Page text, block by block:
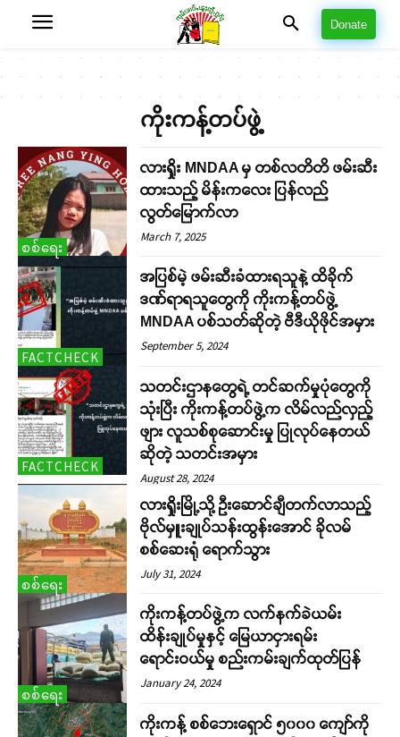
Donate
ကိုးကန့်တပ်ဖွဲ့
စစ်ရေး
လားရှိုး MNDAA မှ တစ်လတိတိ ဖမ်းဆီး
ထားသည့် မိန်းကလေး ပြန်လည်
လွတ်မြောက်လာ
March 7, 2025
FACTCHECK
အပြစ်မဲ့ ဖမ်းဆီးခံထားရသူနဲ့ ထိခိုက်
ဒဏ်ရာရသူတွေကို ကိုးကန့်တပ်ဖွဲ့
MNDAA ပစ်သတ်ဆိုတဲ့ ဗီဒီယိုဖိုင်အမှား
September 5, 2024
FACTCHECK
သတင်းဌာနတွေရဲ့ တင်ဆက်မှုပုံတွေကို
သုံးပြီး ကိုးကန့်တပ်ဖွဲ့က လိမ်လည်လှည့်
ဖျား လူသစ်စုဆောင်းမှု ပြုလုပ်နေတယ်
ဆိုတဲ့ သတင်းအမှား
August 28, 2024
စစ်ရေး
လားရှိုးမြို့သို့ ဦးဆောင်ချီတက်လာသည့်
ဗိုလ်မှူးချုပ်သန်းထွန်းအောင် ခိုလမ်
စစ်ဆေးရုံ ရောက်သွား
July 31, 2024
စစ်ရေး
ကိုးကန့်တပ်ဖွဲ့က လက်နက်ခဲယမ်း
ထိန်းချုပ်မှုနှင့် မြေယာငှားရမ်း
ရောင်းဝယ်မှု စည်းကမ်းချက်ထုတ်ပြန်
January 24, 2024
ကိုးကန့် စစ်ဘေးရှောင် ၅၀၀၀ ကျော်ကို